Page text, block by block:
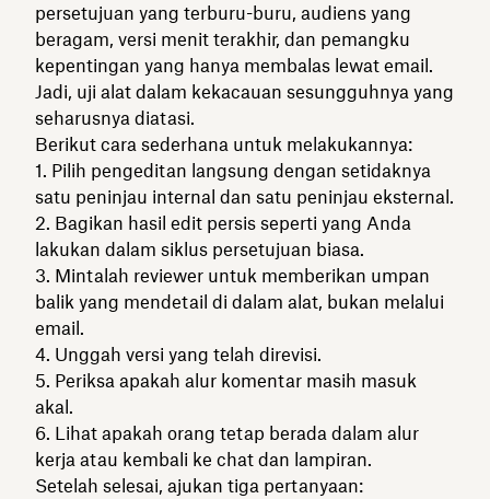
persetujuan yang terburu-buru, audiens yang
beragam, versi menit terakhir, dan pemangku
kepentingan yang hanya membalas lewat email.
Jadi, uji alat dalam kekacauan sesungguhnya yang
seharusnya diatasi.
Berikut cara sederhana untuk melakukannya:
Pilih pengeditan langsung dengan setidaknya
satu peninjau internal dan satu peninjau eksternal.
Bagikan hasil edit persis seperti yang Anda
lakukan dalam siklus persetujuan biasa.
Mintalah reviewer untuk memberikan umpan
balik yang mendetail di dalam alat, bukan melalui
email.
Unggah versi yang telah direvisi.
Periksa apakah alur komentar masih masuk
akal.
Lihat apakah orang tetap berada dalam alur
kerja atau kembali ke chat dan lampiran.
Setelah selesai, ajukan tiga pertanyaan: